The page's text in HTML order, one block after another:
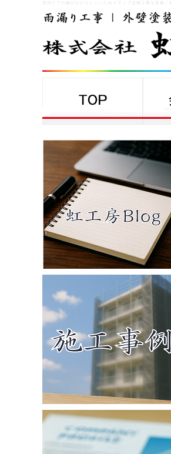
室内ドアの鍵がかかりにくいためドアノブ交換工事を実施